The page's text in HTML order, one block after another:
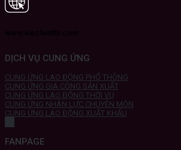
DỊCH VỤ CUNG ỨNG
CUNG ỨNG LAO ĐỘNG PHỔ THÔNG
CUNG ỨNG GIA CÔNG SẢN XUẤT
CUNG ỨNG LAO ĐỘNG THỜI VỤ
CUNG ỨNG NHÂN LỰC CHUYÊN MÔN
CUNG ỨNG LAO ĐỘNG XUẤT KHẨU
FANPAGE